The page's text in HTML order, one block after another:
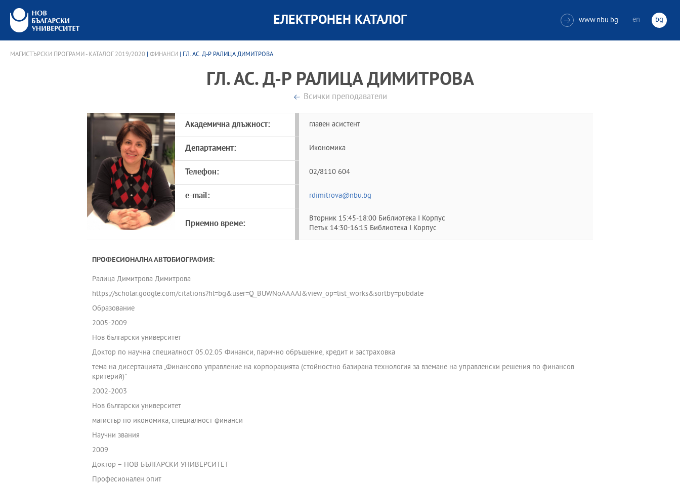
ЕЛЕКТРОНЕН КАТАЛОГ  www.nbu.bg en bg
МАГИСТЪРСКИ ПРОГРАМИ - КАТАЛОГ 2019/2020 ФИНАНСИ | ГЛ. АС. Д-Р РАЛИЦА ДИМИТРОВА
ГЛ. АС. Д-Р РАЛИЦА ДИМИТРОВА
Всички преподаватели
Академична длъжност: главен асистент
Департамент: Икономика
Телефон: 02/8110 604
e-mail: rdimitrova@nbu.bg
Приемно време:
Вторник 15:45-18:00 Библиотека I Корпус
Петък 14:30-16:15 Библиотека I Корпус
ПРОФЕСИОНАЛНА АВТОБИОГРАФИЯ:
Ралица Димитрова Димитрова
https://scholar.google.com/citations?hl=bg&user=Q_BUWNoAAAAJ&view_op=list_works&sortby=pubdate
Образование
2005-2009
Нов български университет
Доктор по научна специалност 05.02.05 Финанси, парично обръщение, кредит и застраховка
тема на дисертацията „Финансово управление на корпорацията (стойностно базирана технология за вземане на управленски решения по финансов
критерий)”
2002-2003
Нов български университет
магистър по икономика, специалност финанси
Научни звания
2009
Доктор – НОВ БЪЛГАРСКИ УНИВЕРСИТЕТ
Професионален опит